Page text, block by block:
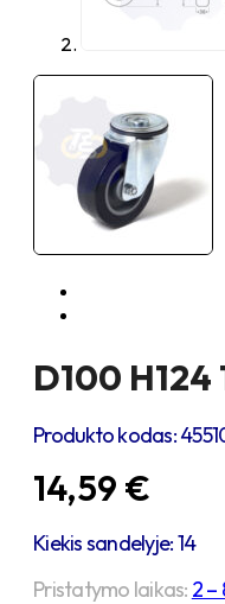
D100
Produkto kodas:
14,59 €
Kiekis sandelyje: 14
Pristatymo laikas: 2 –